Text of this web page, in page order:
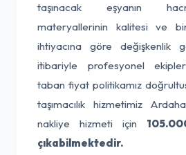
taşınacak eşyanın
materyallerinin kalitesi ve
ihtiyacına göre değişkenlik
itibariyle profesyonel
taban fiyat politikamız
taşımacılık hizmetimiz
nakliye hizmeti için
çıkabilmektedir.